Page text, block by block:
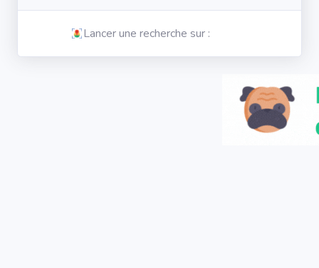
Lancer une recherche sur :